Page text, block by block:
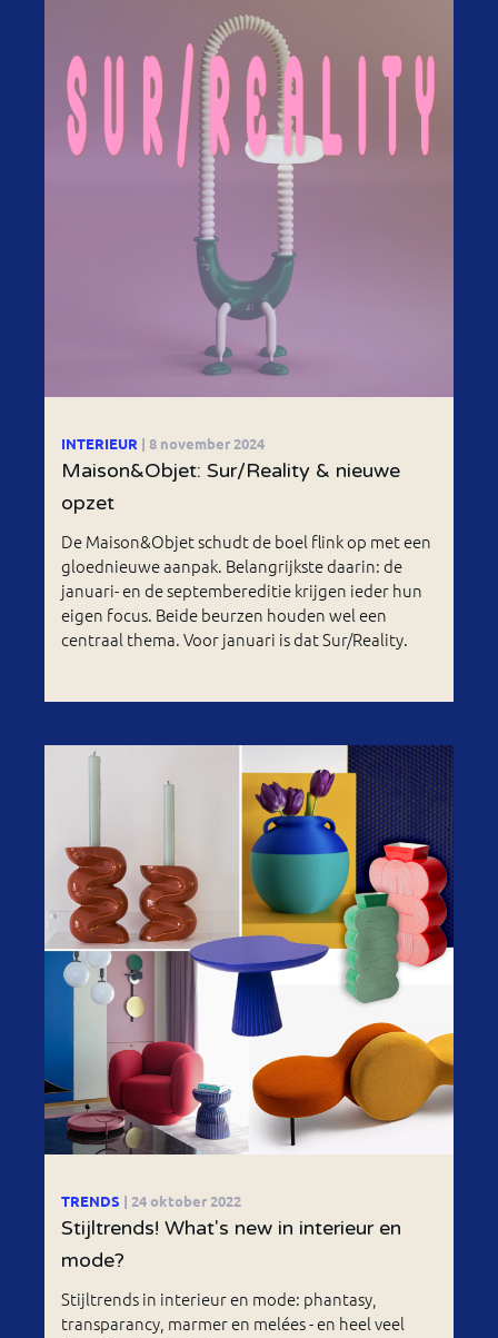
INTERIEUR | 8 november 2024
Maison&Objet: Sur/Reality & nieuwe
opzet
De Maison&Objet schudt de boel flink op met een
gloednieuwe aanpak. Belangrijkste daarin: de
januari- en de septembereditie krijgen ieder hun
eigen focus. Beide beurzen houden wel een
centraal thema. Voor januari is dat Sur/Reality.
TRENDS | 24 oktober 2022
Stijltrends! What's new in interieur en
mode?
Stijltrends in interieur en mode: phantasy,
transparancy, marmer en melées - en heel veel